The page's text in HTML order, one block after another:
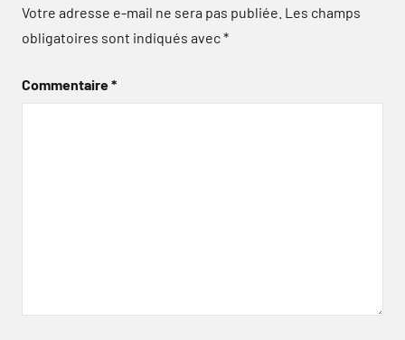
Votre adresse e-mail ne sera pas publiée. Les champs
obligatoires sont indiqués avec*
Commentaire*